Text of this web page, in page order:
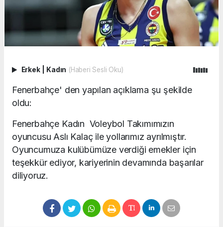
Erkek Kadın (Haberi Sesli Oku)
Fenerbahçe' den yapılan açıklama şu şekilde
oldu:
Fenerbahçe Kadın Voleybol Takımımızın
oyuncusu Aslı Kalaç ile yollarımız ayrılmıştır.
Oyuncumuza kulübümüze verdiği emekler için
teşekkür ediyor, kariyerinin devamında başarılar
diliyoruz.